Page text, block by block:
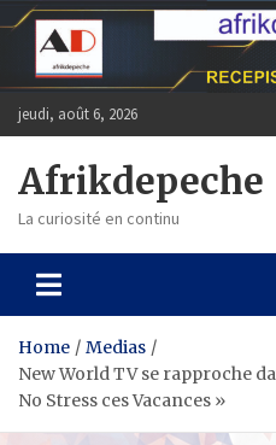
Skip
content
jeudi, août 6, 2026
Afrikdepeche
La curiosité en continu
Home
Medias
New World TV se rapproche
No Stress ces Vacances »